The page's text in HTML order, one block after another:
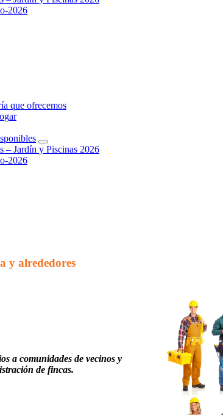
o-2026
ía que ofrecemos
ogar
sponibles
s – Jardín y Piscinas 2026
o-2026
y alrededores
a comunidades de vecinos y
de fincas.